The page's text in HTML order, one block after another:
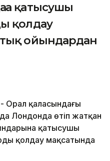
қатысушы
қолдау
ойындардан
Орал қаласындағы
Лондонда өтіп жатқан
қатысушы
қолдау мақсатында